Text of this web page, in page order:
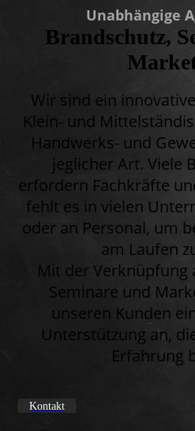
Unabhängige
Brandschutz,
Wir sind ein
Klein- und
Handwerks- und
jeglicher Art. Viele
erfordern Fachkräfte
fehlt es in vielen
oder an Personal, um
am Laufen
Mit der Verknüpfung
Seminare und
unseren Kunden
Unterstützung an,
Erfahrung
Kontakt